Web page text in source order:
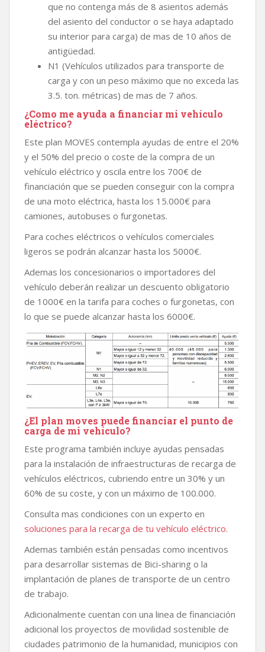
que no contenga más de 8 asientos además
del asiento del conductor o se haya adaptado
su interior para carga) de mas de 10 años de
antigüedad.
N1 (Vehículos utilizados para transporte de
carga y con un peso máximo que no exceda las
3.5. ton. métricas) de mas de 7 años.
¿Como me ayuda a financiar mi vehículo
eléctrico?
Este plan MOVES contempla ayudas de entre el 20%
y el 50% del precio o coste de la compra de un
vehículo eléctrico y oscila entre los 700€ de
financiación que se pueden conseguir con la compra
de una moto eléctrica, hasta los 15.000€ para
camiones, autobuses o furgonetas.
Para coches eléctricos o vehículos comerciales
ligeros se podrán alcanzar hasta los 5000€.
Ademas los concesionarios o importadores del
vehículo deberán realizar un descuento obligatorio
de 1000€ en la tarifa para coches o furgonetas, con
lo que se puede alcanzar hasta los 6000€.
¿El plan moves puede financiar el punto de
carga de mi vehículo?
Este programa también incluye ayudas pensadas
para la instalación de infraestructuras de recarga de
vehículos eléctricos, cubriendo entre un 30% y un
60% de su coste, y con un máximo de 100.000.
Consulta mas condiciones con un experto en
soluciones para la recarga de tu vehículo eléctrico.
Ademas también están pensadas como incentivos
para desarrollar sistemas de Bici-sharing o la
implantación de planes de transporte de un centro
de trabajo.
Adicionalmente cuentan con una linea de financiación
adicional los proyectos de movilidad sostenible de
ciudades patrimonio de la humanidad, municipios con